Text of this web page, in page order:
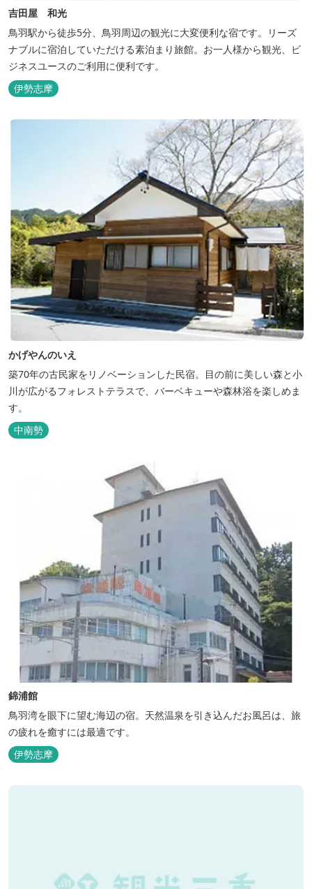
吉田屋 和光
鳥羽駅から徒歩5分、鳥羽周辺の観光に大変便利な宿です。リーズ
ナブルに宿泊していただける素泊まり旅館。お一人様から観光、ビ
ジネスユースのご利用に便利です。
伊勢志摩
かげやんのいえ
築70年の古民家をリノベーションした民宿。目の前に美しい森と小
川が広がるフォレストテラスで、バーベキューや森林浴を楽しめま
す。
中南勢
錦浦館
鳥羽湾を眼下に望む海辺の宿。天然温泉を引き込んだお風呂は、旅
の疲れを癒すには最適です。
伊勢志摩